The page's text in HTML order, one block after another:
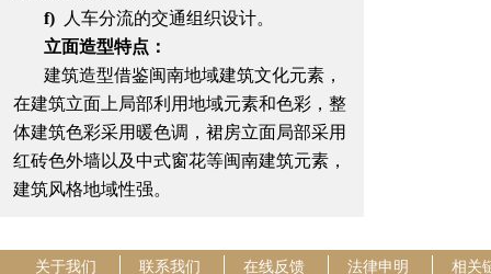
f)
人车分流的交通组织设计。
立面造型特点：
建筑造型借鉴闽南地域建筑文化元素，
在建筑立面上局部利用地域元素和色彩，整
体建筑色彩采用暖色调，裙房立面局部采用
红砖色外墙以及中式窗花等闽南建筑元素，
建筑风格地域性强。
关于我们 联系我们 在线反馈 法律申明 相关